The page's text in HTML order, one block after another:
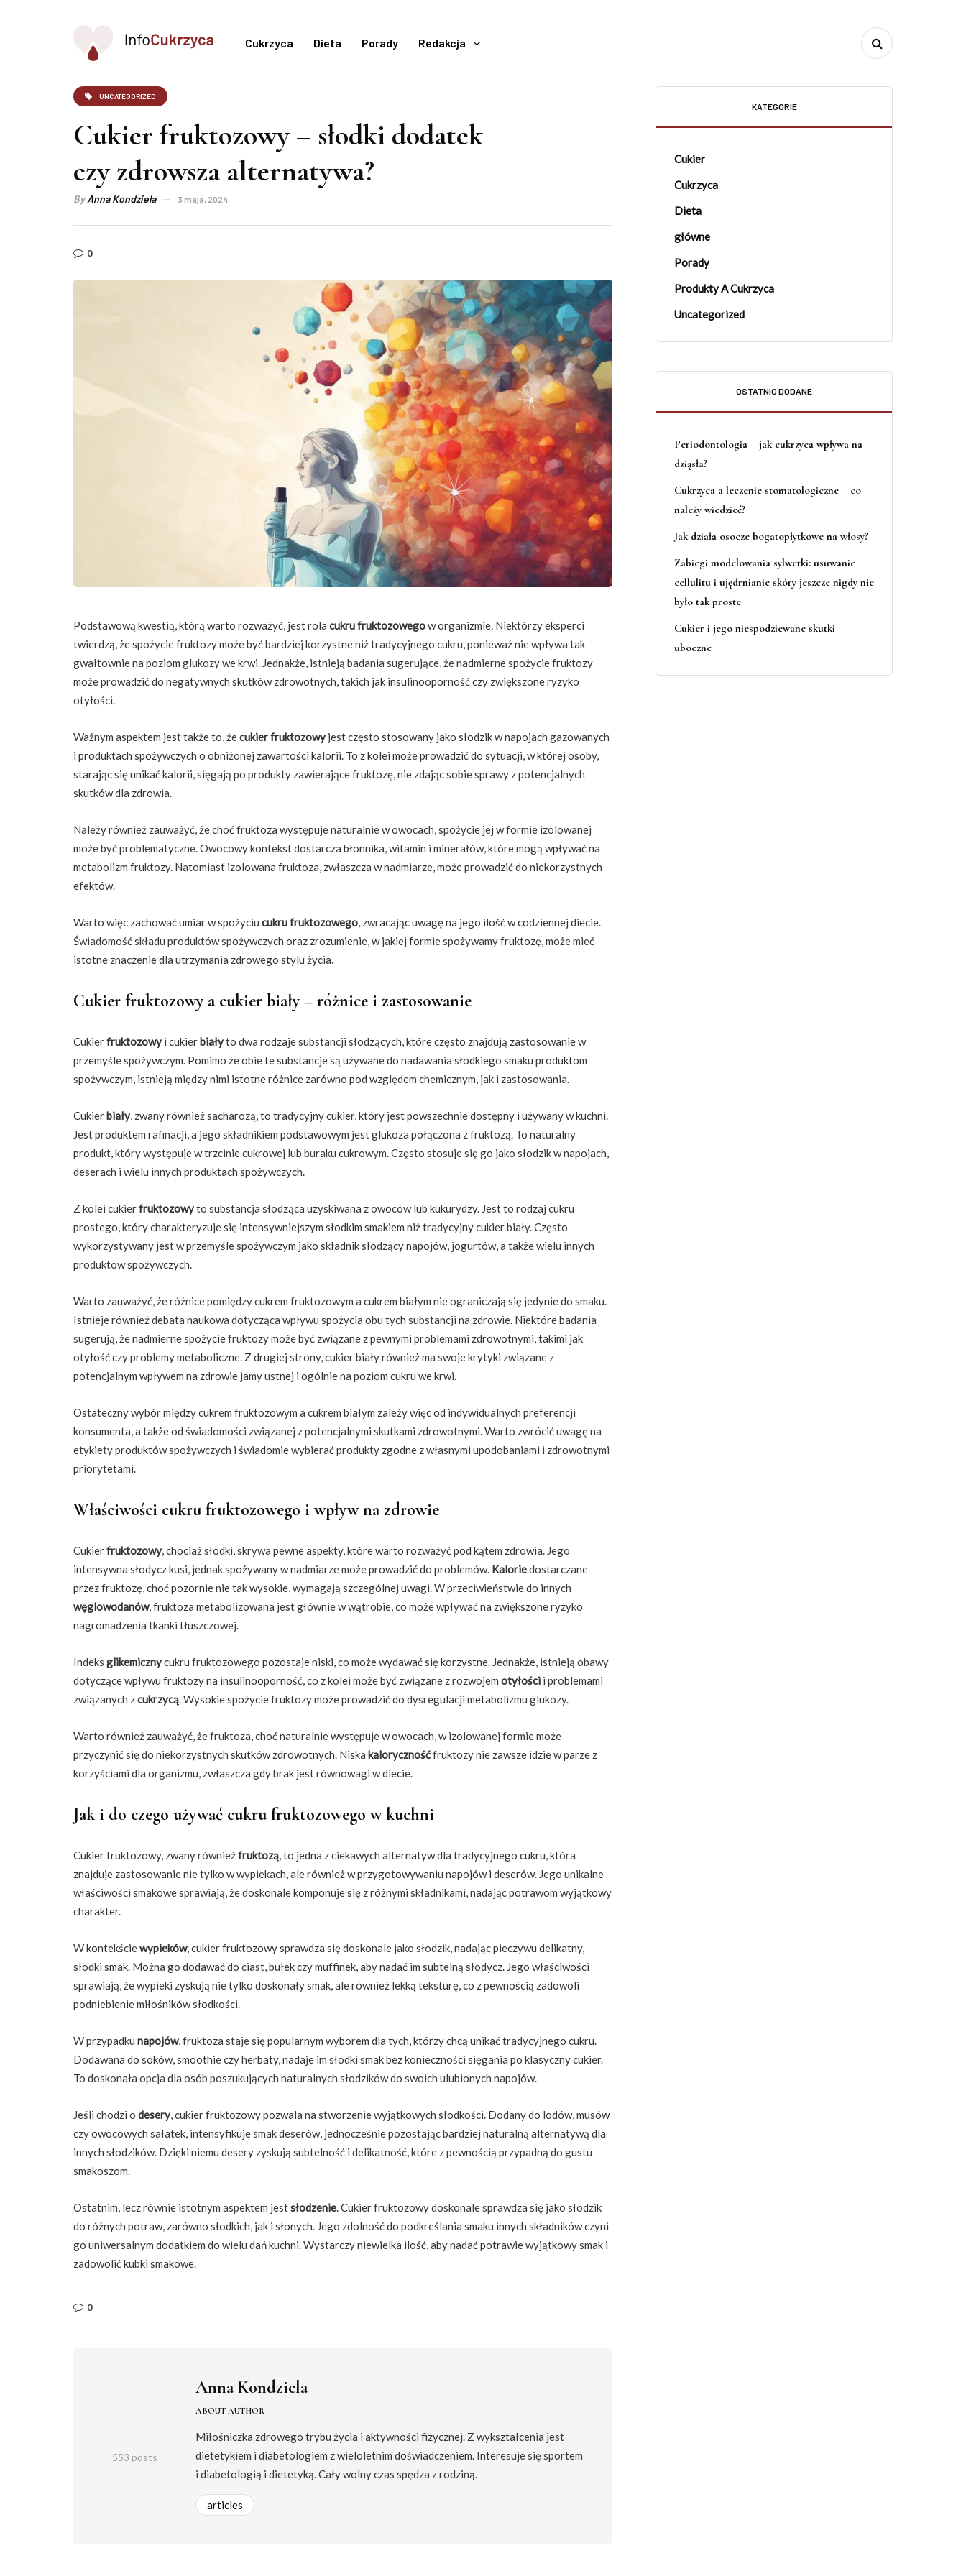
Cukrzyca Dieta Porady Redakcja
UNCATEGORIZED
Cukier fruktozowy – słodki dodatek
czy zdrowsza alternatywa?
ByAnna Kondziela 3 maja, 2024
0
Podstawową kwestią, którą warto rozważyć, jest rola cukru fruktozowegow organizmie. Niektórzy eksperci
twierdzą, że spożycie fruktozy może być bardziej korzystne niż tradycyjnego cukru, ponieważ nie wpływa tak
gwałtownie na poziom glukozy we krwi. Jednakże, istnieją badania sugerujące, że nadmierne spożycie fruktozy
może prowadzić do negatywnych skutków zdrowotnych, takich jak insulinooporność czy zwiększone ryzyko
otyłości.
Ważnym aspektem jest także to, żecukier fruktozowyjest często stosowany jako słodzik w napojach gazowanych
i produktach spożywczych o obniżonej zawartości kalorii. To z kolei może prowadzić do sytuacji, w której osoby,
starając się unikać kalorii, sięgają po produkty zawierające fruktozę, nie zdając sobie sprawy z potencjalnych
skutków dla zdrowia.
Należy również zauważyć, że choć fruktoza występuje naturalnie w owocach, spożycie jej w formie izolowanej
może być problematyczne. Owocowy kontekst dostarcza błonnika, witamin i minerałów, które mogą wpływać na
metabolizm fruktozy. Natomiast izolowana fruktoza, zwłaszcza w nadmiarze, może prowadzić do niekorzystnych
efektów.
Warto więc zachować umiar w spożyciu cukru fruktozowego, zwracając uwagę na jego ilość w codziennej diecie.
Świadomość składu produktów spożywczych oraz zrozumienie, w jakiej formie spożywamy fruktozę, może mieć
istotne znaczenie dla utrzymania zdrowego stylu życia.
Cukier fruktozowy a cukier biały – różnice i zastosowanie
Cukierfruktozowyi cukierbiałyto dwa rodzaje substancji słodzących, które często znajdują zastosowanie w
przemyśle spożywczym. Pomimo że obie te substancje są używane do nadawania słodkiego smaku produktom
spożywczym, istnieją między nimi istotne różnice zarówno pod względem chemicznym, jak i zastosowania.
Cukierbiały, zwany również sacharozą, to tradycyjny cukier, który jest powszechnie dostępny i używany w kuchni.
Jest produktem rafinacji, a jego składnikiem podstawowym jest glukoza połączona z fruktozą. To naturalny
produkt, który występuje w trzcinie cukrowej lub buraku cukrowym. Często stosuje się go jako słodzik w napojach,
deserach i wielu innych produktach spożywczych.
Z kolei cukierfruktozowyto substancja słodząca uzyskiwana z owoców lub kukurydzy. Jest to rodzaj cukru
prostego, który charakteryzuje się intensywniejszym słodkim smakiem niż tradycyjny cukier biały. Często
wykorzystywany jest w przemyśle spożywczym jako składnik słodzący napojów, jogurtów, a także wielu innych
produktów spożywczych.
Warto zauważyć, że różnice pomiędzy cukrem fruktozowym a cukrem białym nie ograniczają się jedynie do smaku.
Istnieje również debata naukowa dotycząca wpływu spożycia obu tych substancji na zdrowie. Niektóre badania
sugerują, że nadmierne spożycie fruktozy może być związane z pewnymi problemami zdrowotnymi, takimi jak
otyłość czy problemy metaboliczne. Z drugiej strony, cukier biały również ma swoje krytyki związane z
potencjalnym wpływem na zdrowie jamy ustnej i ogólnie na poziom cukru we krwi.
Ostateczny wybór między cukrem fruktozowym a cukrem białym zależy więc od indywidualnych preferencji
konsumenta, a także od świadomości związanej z potencjalnymi skutkami zdrowotnymi. Warto zwrócić uwagę na
etykiety produktów spożywczych i świadomie wybierać produkty zgodne z własnymi upodobaniami i zdrowotnymi
priorytetami.
Właściwości cukru fruktozowego i wpływ na zdrowie
Cukierfruktozowy, chociaż słodki, skrywa pewne aspekty, które warto rozważyć pod kątem zdrowia. Jego
intensywna słodycz kusi, jednak spożywany w nadmiarze może prowadzić do problemów. Kaloriedostarczane
przez fruktozę, choć pozornie nie tak wysokie, wymagają szczególnej uwagi. W przeciwieństwie do innych
węglowodanów, fruktoza metabolizowana jest głównie w wątrobie, co może wpływać na zwiększone ryzyko
nagromadzenia tkanki tłuszczowej.
Indeks glikemicznycukru fruktozowego pozostaje niski, co może wydawać się korzystne. Jednakże, istnieją obawy
dotyczące wpływu fruktozy na insulinooporność, co z kolei może być związane z rozwojem otyłości i problemami
związanych zcukrzycą. Wysokie spożycie fruktozy może prowadzić do dysregulacji metabolizmu glukozy.
Warto również zauważyć, że fruktoza, choć naturalnie występuje w owocach, w izolowanej formie może
przyczynić się do niekorzystnych skutków zdrowotnych. Niska kalorycznośćfruktozy nie zawsze idzie w parze z
korzyściami dla organizmu, zwłaszcza gdy brak jest równowagi w diecie.
Jak i do czego używać cukru fruktozowego w kuchni
Cukier fruktozowy, zwany równieżfruktozą, to jedna z ciekawych alternatyw dla tradycyjnego cukru, która
znajduje zastosowanie nie tylko w wypiekach, ale również w przygotowywaniu napojów i deserów. Jego unikalne
właściwości smakowe sprawiają, że doskonale komponuje się z różnymi składnikami, nadając potrawom wyjątkowy
charakter.
W kontekściewypieków, cukier fruktozowy sprawdza się doskonale jako słodzik, nadając pieczywu delikatny,
słodki smak. Można go dodawać do ciast, bułek czy muffinek, aby nadać im subtelną słodycz. Jego właściwości
sprawiają, że wypieki zyskują nie tylko doskonały smak, ale również lekką teksturę, co z pewnością zadowoli
podniebienie miłośników słodkości.
W przypadku napojów, fruktoza staje się popularnym wyborem dla tych, którzy chcą unikać tradycyjnego cukru.
Dodawana do soków, smoothie czy herbaty, nadaje im słodki smak bez konieczności sięgania po klasyczny cukier.
To doskonała opcja dla osób poszukujących naturalnych słodzików do swoich ulubionych napojów.
Jeśli chodzi o desery, cukier fruktozowy pozwala na stworzenie wyjątkowych słodkości. Dodany do lodów, musów
czy owocowych sałatek, intensyfikuje smak deserów, jednocześnie pozostając bardziej naturalną alternatywą dla
innych słodzików. Dzięki niemu desery zyskują subtelność i delikatność, które z pewnością przypadną do gustu
smakoszom.
Ostatnim, lecz równie istotnym aspektem jestsłodzenie. Cukier fruktozowy doskonale sprawdza się jako słodzik
do różnych potraw, zarówno słodkich, jak i słonych. Jego zdolność do podkreślania smaku innych składników czyni
go uniwersalnym dodatkiem do wielu dań kuchni. Wystarczy niewielka ilość, aby nadać potrawie wyjątkowy smak i
zadowolić kubki smakowe.
0
KATEGORIE
Cukier
Cukrzyca
Dieta
główne
Porady
Produkty A Cukrzyca
Uncategorized
OSTATNIO DODANE
Periodontologia – jak cukrzyca wpływa na
dziąsła?
Cukrzyca a leczenie stomatologiczne – co
należy wiedzieć?
Jak działa osocze bogatopłytkowe na włosy?
Zabiegi modelowania sylwetki: usuwanie
cellulitu i ujędrnianie skóry jeszcze nigdy nie
było tak proste
Cukier i jego niespodziewane skutki
uboczne
553 posts
Anna Kondziela
ABOUT AUTHOR
Miłośniczka zdrowego trybu życia i aktywności fizycznej. Z wykształcenia jest
dietetykiem i diabetologiem z wieloletnim doświadczeniem. Interesuje się sportem
i diabetologią i dietetyką. Cały wolny czas spędza z rodziną.
articles